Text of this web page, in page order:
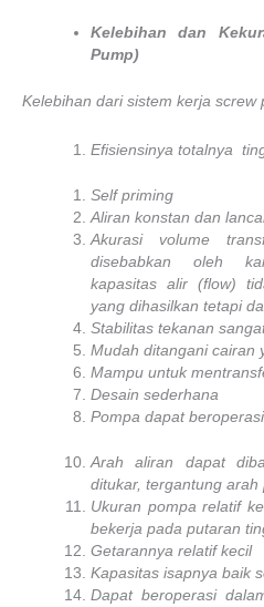
Kelebihan dan
Pump)
Kelebihan dari sistem kerja screw
Efisiensinya totalnya
Self priming
Aliran konstan dan
Akurasi volume
disebabkan oleh
kapasitas alir (flow)
yang dihasilkan tetapi
Stabilitas tekanan
Mudah ditangani cairan
Mampu untuk
Desain sederhana
Pompa dapat
Arah aliran dapat
ditukar, tergantung arah
Ukuran pompa relatif
bekerja pada putaran
Getarannya relatif kecil
Kapasitas isapnya baik
Dapat beroperasi